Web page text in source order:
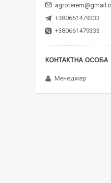
+380661479333
+380661479333
Менеджер